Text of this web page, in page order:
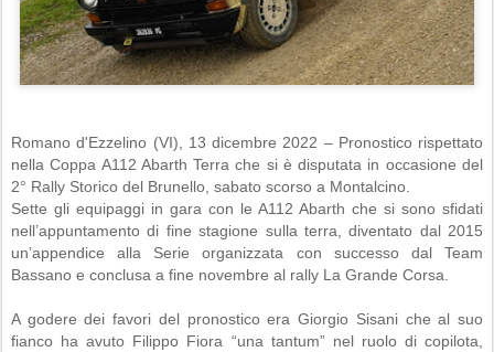
Romano d'Ezzelino (VI), 13 dicembre 2022 – Pronostico rispettato
nella Coppa A112 Abarth Terra che si è disputata in occasione del
2° Rally Storico del Brunello, sabato scorso a Montalcino.
Sette gli equipaggi in gara con le A112 Abarth che si sono sfidati
nell’appuntamento di fine stagione sulla terra, diventato dal 2015
un’appendice alla Serie organizzata con successo dal Team
Bassano e conclusa a fine novembre al rally La Grande Corsa.
A godere dei favori del pronostico era Giorgio Sisani che al suo
fianco ha avuto Filippo Fiora “una tantum” nel ruolo di copilota,